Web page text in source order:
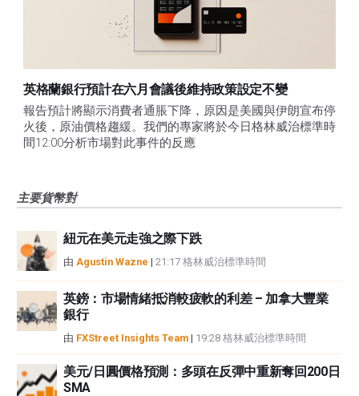
英格蘭銀行預計在六月會議後維持政策設定不變
報告預計將顯示消費者通脹下降，原因是美國與伊朗宣布停
火後，原油價格趨緩。我們的專家將於今日格林威治標準時
間12:00分析市場對此事件的反應
主要貨幣對
紐元在美元走強之際下跌
由 Agustin Wazne | 21:17 格林威治標準時間
英鎊：市場情緒抵消較疲軟的利差 – 加拿大豐業
銀行
由 FXStreet Insights Team | 19:28 格林威治標準時間
美元/日圓價格預測：多頭在反彈中重新奪回200日
SMA